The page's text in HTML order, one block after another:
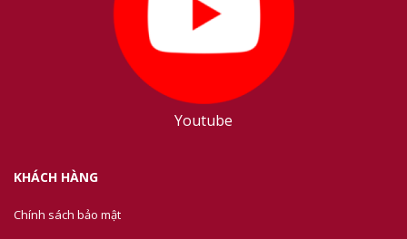
Youtube
KHÁCH HÀNG
Chính sách bảo mật